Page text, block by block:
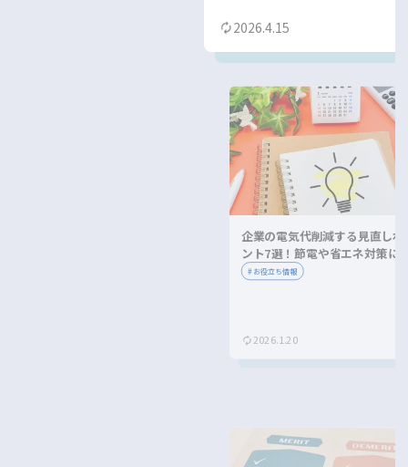
2026.4.15
企業の電気代削減する見直しポ
ント7選！節電や省エネ対策に
ながる方法を紹介！
#お役立ち情報
2026.1.20